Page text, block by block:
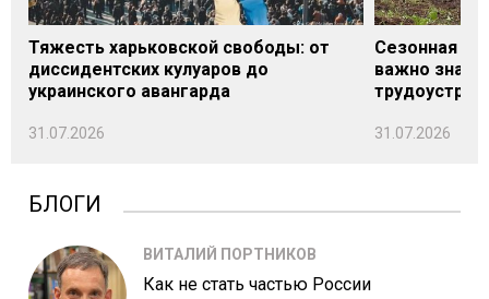
Тяжесть харьковской свободы: от
диссидентских кулуаров до
украинского авангарда
31.07.2026
Сезонная
важно знать
31.07.2026
БЛОГИ
ВИТАЛИЙ ПОРТНИКОВ
Как не стать частью России